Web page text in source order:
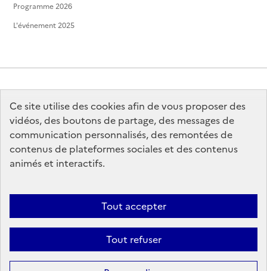
Ce site utilise des cookies afin de vous proposer des
vidéos, des boutons de partage, des messages de
communication personnalisés, des remontées de
contenus de plateformes sociales et des contenus
animés et interactifs.
Tout accepter
Tout refuser
Programme 2026
L'événement 2025
MINISTÈRE
DE LA CULTURE
data.gouv.fr
Sauf mention contraire, tous les contenus de ce site sont sous